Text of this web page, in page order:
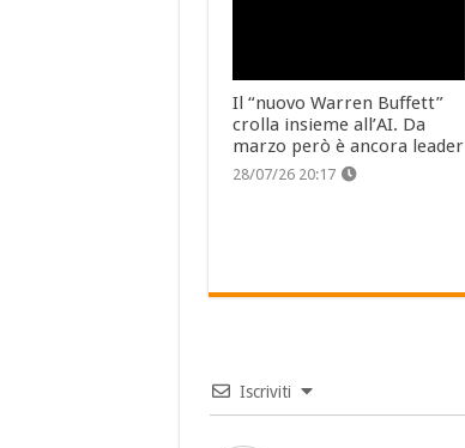
Il “nuovo Warren Buffett”
crolla insieme all’AI. Da
marzo però è ancora leader
28/07/26 20:17
Iscriviti